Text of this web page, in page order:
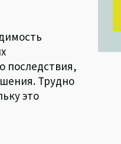
последствия,
Трудно
это